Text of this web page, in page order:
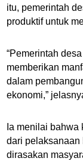
itu, pemerintah
produktif untuk
“Pemerintah
memberikan
dalam
ekonomi,”
Ia menilai
dari pelaksanaan
dirasakan